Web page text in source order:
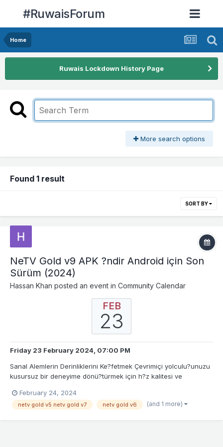
#RuwaisForum
Home
Ruwais Lockdown History Page
More search options
Found 1 result
SORT BY
NeTV Gold v9 APK ?ndir Android için Son
Sürüm (2024)
Hassan Khan posted an event in Community Calendar
FEB
23
Friday 23 February 2024, 07:00 PM
Sanal Alemlerin Derinliklerini Ke?fetmek Çevrimiçi yolculu?unuzu
kusursuz bir deneyime dönü?türmek için h?z kalitesi ve
Bu k?lavuzda size NetVGoldv5'in ola?anüstü özelliklerini ve onu
hem Android cihazlara hem de PC'lere indirmenin...
February 24, 2024
netv gold v5 netv gold v7 netv gold v6 (and 1 more)